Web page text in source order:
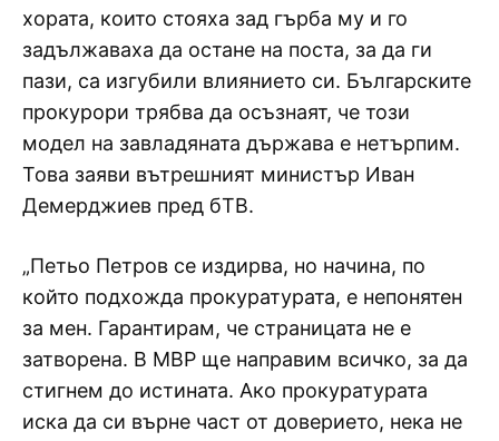
хората, които стояха зад гърба му и го
задължаваха да остане на поста, за да ги
пази, са изгубили влиянието си. Българските
прокурори трябва да осъзнаят, че този
модел на завладяната държава е нетърпим.
Това заяви вътрешният министър Иван
Демерджиев пред бТВ.
„Петьо Петров се издирва, но начина, по
който подхожда прокуратурата, е непонятен
за мен. Гарантирам, че страницата не е
затворена. В МВР ще направим всичко, за да
стигнем до истината. Ако прокуратурата
иска да си върне част от доверието, нека не